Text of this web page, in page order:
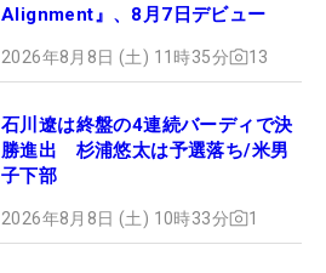
Alignment』、8月7日デビュー
2026年8月8日 (土) 11時35分 13
石川遼は終盤の4連続バーディで決
勝進出 杉浦悠太は予選落ち/米男
子下部
2026年8月8日 (土) 10時33分 1